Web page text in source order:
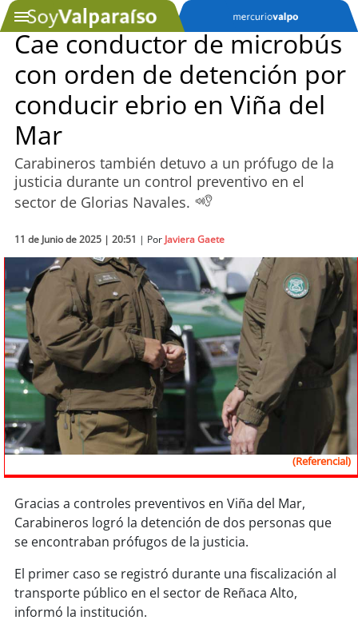
SOYTV
Podcast
Actualidad
Entretención
Economía
Deportes
Tecnología
Sostenibilidad
soychile
soyarica
soycalama
soycopiapó
Cae conductor de microbús
con orden de detención por
conducir ebrio en Viña del
Mar
Carabineros también detuvo a un prófugo de la
justicia durante un control preventivo en el
sector de Glorias Navales.
11 de Junio de 2025 | 20:51 | Por Javiera Gaete
(Referencial)
Gracias a controles preventivos en Viña del Mar,
Carabineros logró la detención de dos personas que
se encontraban prófugos de la justicia.
El primer caso se registró durante una fiscalización al
transporte público en el sector de Reñaca Alto,
informó la institución.